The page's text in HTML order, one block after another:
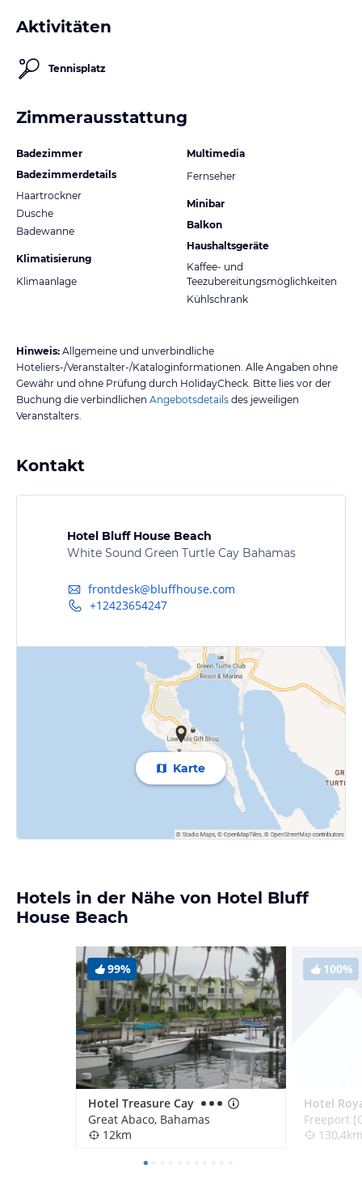
Aktivitäten
Tennisplatz
Zimmerausstattung
Badezimmer
Badezimmerdetails
Haartrockner
Dusche
Badewanne
Klimatisierung
Klimaanlage
Multimedia
Fernseher
Minibar
Balkon
Haushaltsgeräte
Kaffee- und
Teezubereitungsmöglichkeiten
Kühlschrank
Hinweis: Allgemeine und unverbindliche
Hoteliers-/Veranstalter-/Kataloginformationen. Alle Angaben ohne
Gewähr und ohne Prüfung durch HolidayCheck. Bitte lies vor der
Buchung die verbindlichen Angebotsdetails des jeweiligen
Veranstalters.
Kontakt
Hotel Bluff House Beach
White Sound Green Turtle Cay Bahamas
frontdesk@bluffhouse.com
+12423654247
Karte
Hotels in der Nähe von Hotel Bluff
House Beach
99%
Hotel Treasure Cay
Great Abaco, Bahamas
12km
100%
130,4km